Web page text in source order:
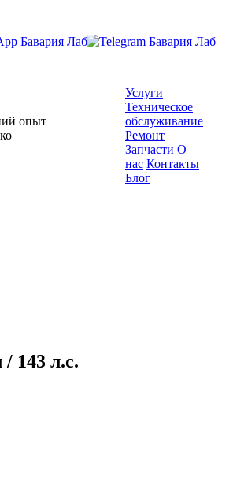
опыт
Услуги
Техническое
обслуживание
Ремонт
Запчасти О
нас Контакты
Блог
143 л.с.